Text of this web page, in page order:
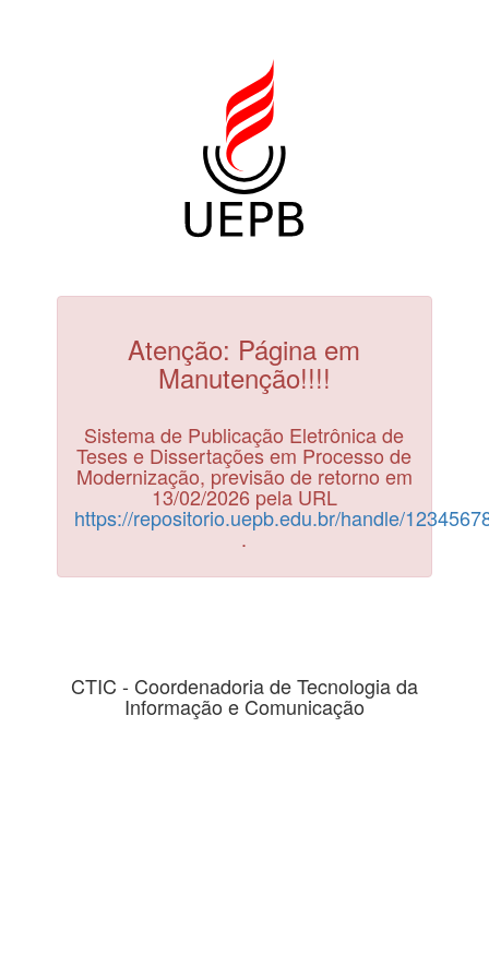
Atenção: Página em
Manutenção!!!!
Sistema de Publicação Eletrônica de
Teses e Dissertações em Processo de
Modernização, previsão de retorno em
13/02/2026 pela URL
https://repositorio.uepb.edu.br/handle/
.
CTIC - Coordenadoria de Tecnologia da
Informação e Comunicação